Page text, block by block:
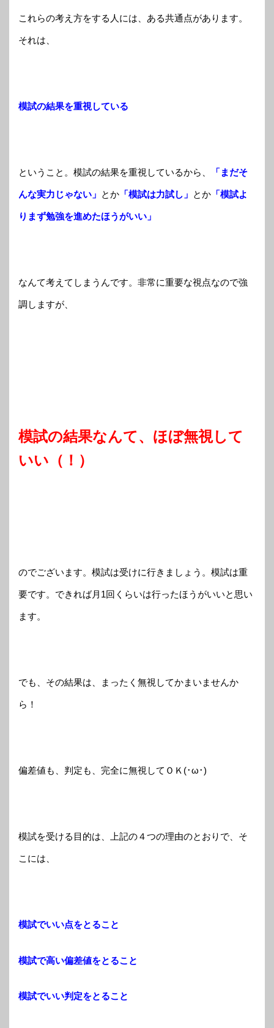
これらの考え方をする人には、ある共通点があります。
それは、
模試の結果を重視している
ということ。模試の結果を重視しているから、 「まだそ
んな実力じゃない」 とか 「模試は力試し」 とか 「模試よ
りまず勉強を進めたほうがいい」
なんて考えてしまうんです。非常に重要な視点なので強
調しますが、
模試の結果なんて、ほぼ無視して
いい（！）
のでございます。模試は受けに行きましょう。模試は重
要です。できれば月1回くらいは行ったほうがいいと思い
ます。
でも、その結果は、まったく無視してかまいませんか
ら！
偏差値も、判定も、完全に無視してＯＫ(･ω･)
模試を受ける目的は、上記の４つの理由のとおりで、そ
こには、
模試でいい点をとること
模試で高い偏差値をとること
模試でいい判定をとること